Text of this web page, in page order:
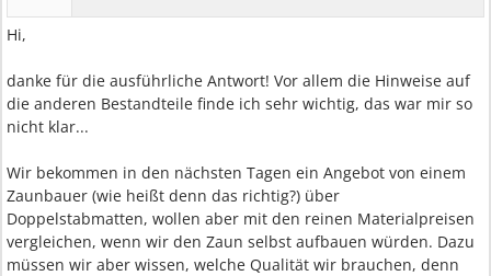
Hi,
danke für die ausführliche Antwort! Vor allem die Hinweise auf
die anderen Bestandteile finde ich sehr wichtig, das war mir so
nicht klar...
Wir bekommen in den nächsten Tagen ein Angebot von einem
Zaunbauer (wie heißt denn das richtig?) über
Doppelstabmatten, wollen aber mit den reinen Materialpreisen
vergleichen, wenn wir den Zaun selbst aufbauen würden. Dazu
müssen wir aber wissen, welche Qualität wir brauchen, denn